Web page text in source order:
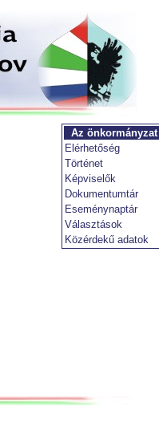
Az önkormányzat
Elérhetőség
Történet
Képviselők
Dokumentumtár
Eseménynaptár
Választások
Közérdekű adatok